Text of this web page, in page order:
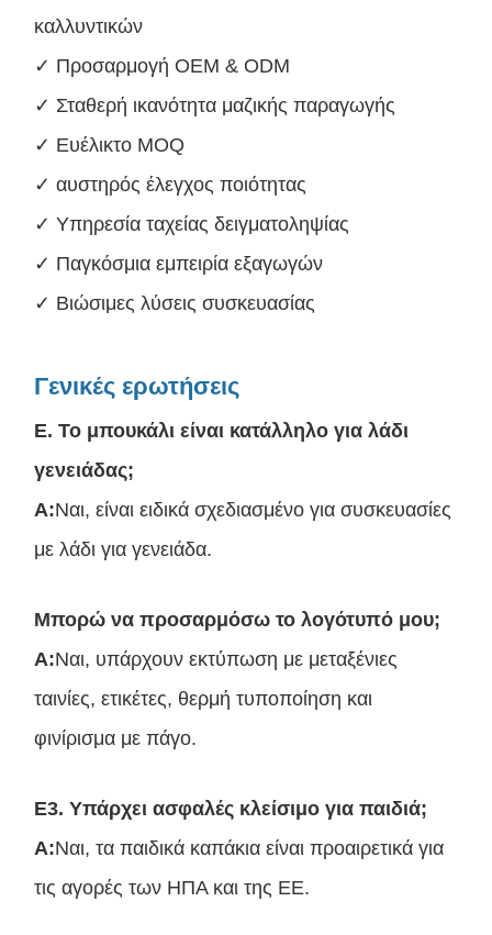
καλλυντικών
✓ Προσαρμογή OEM & ODM
✓ Σταθερή ικανότητα μαζικής παραγωγής
✓ Ευέλικτο MOQ
✓ αυστηρός έλεγχος ποιότητας
✓ Υπηρεσία ταχείας δειγματοληψίας
✓ Παγκόσμια εμπειρία εξαγωγών
✓ Βιώσιμες λύσεις συσκευασίας
Γενικές ερωτήσεις
Ε. Το μπουκάλι είναι κατάλληλο για λάδι
γενειάδας;
Α:Ναι, είναι ειδικά σχεδιασμένο για συσκευασίες
με λάδι για γενειάδα.
Μπορώ να προσαρμόσω το λογότυπό μου;
Α:Ναι, υπάρχουν εκτύπωση με μεταξένιες
ταινίες, ετικέτες, θερμή τυποποίηση και
φινίρισμα με πάγο.
Ε3. Υπάρχει ασφαλές κλείσιμο για παιδιά;
Α:Ναι, τα παιδικά καπάκια είναι προαιρετικά για
τις αγορές των ΗΠΑ και της ΕΕ.